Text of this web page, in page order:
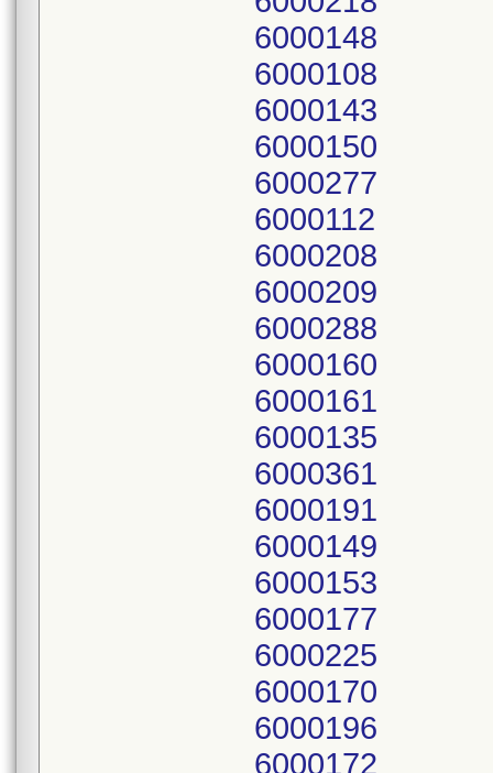
6000148
6000108
6000143
6000150
6000277
6000112
6000208
6000209
6000288
6000160
6000161
6000135
6000361
6000191
6000149
6000153
6000177
6000225
6000170
6000196
6000172